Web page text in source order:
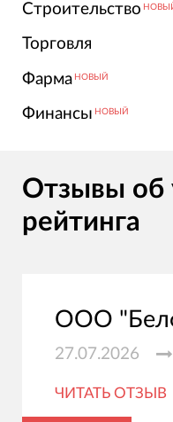
Строительство
Торговля
Фарма НОВЫЙ
Финансы НОВЫЙ
Отзывы об
рейтинга
ООО
27.07.2026
ЧИТАТЬ ОТЗЫВ